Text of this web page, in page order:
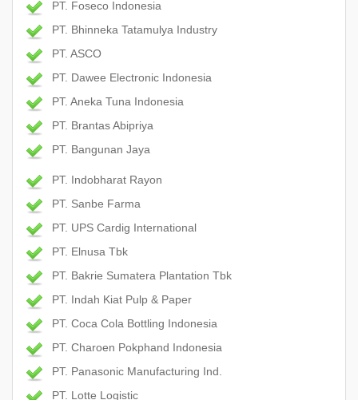
PT. Foseco Indonesia
PT. Bhinneka Tatamulya Industry
PT. ASCO
PT. Dawee Electronic Indonesia
PT. Aneka Tuna Indonesia
PT. Brantas Abipriya
PT. Bangunan Jaya
PT. Indobharat Rayon
PT. Sanbe Farma
PT. UPS Cardig International
PT. Elnusa Tbk
PT. Bakrie Sumatera Plantation Tbk
PT. Indah Kiat Pulp & Paper
PT. Coca Cola Bottling Indonesia
PT. Charoen Pokphand Indonesia
PT. Panasonic Manufacturing Ind.
PT. Lotte Logistic